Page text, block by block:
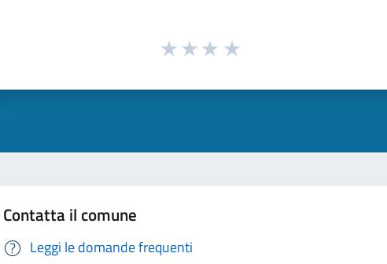
Contatta il comune
Leggi le domande frequenti